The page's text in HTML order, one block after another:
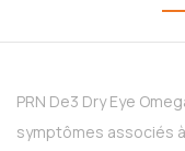
PRN De3 Dry Eye
symptômes associés